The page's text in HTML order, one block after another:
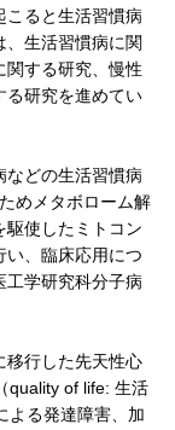
こると生活習慣病
、生活習慣病に関
関する研究、慢性
る研究を進めてい
などの生活習慣病
めメタボローム解
駆使したミトコン
い、臨床応用につ
工学研究科分子病
移行した先天性心
quality of life: 生活
よる発達障害、加